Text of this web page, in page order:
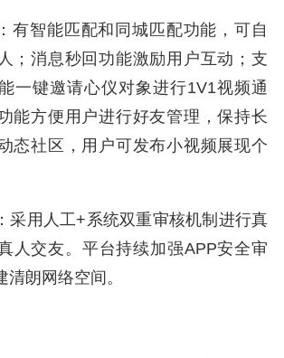
有智能匹配和同城匹配功能，可自
；消息秒回功能激励用户互动；支
一键邀请心仪对象进行1V1视频通
能方便用户进行好友管理，保持长
态社区，用户可发布小视频展现个
采用人工+系统双重审核机制进行真
人交友。平台持续加强APP安全审
朗网络空间。